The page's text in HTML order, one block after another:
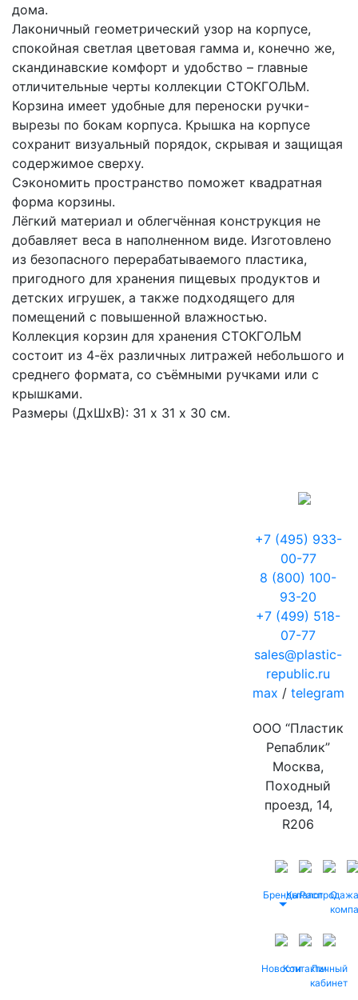
дома.
Лаконичный геометрический узор на корпусе,
спокойная светлая цветовая гамма и, конечно же,
скандинавские комфорт и удобство – главные
отличительные черты коллекции СТОКГОЛЬМ.
Корзина имеет удобные для переноски ручки-
вырезы по бокам корпуса. Крышка на корпусе
сохранит визуальный порядок, скрывая и защищая
содержимое сверху.
Сэкономить пространство поможет квадратная
форма корзины.
Лёгкий материал и облегчённая конструкция не
добавляет веса в наполненном виде. Изготовлено
из безопасного перерабатываемого пластика,
пригодного для хранения пищевых продуктов и
детских игрушек, а также подходящего для
помещений с повышенной влажностью.
Коллекция корзин для хранения СТОКГОЛЬМ
состоит из 4-ёх различных литражей небольшого и
среднего формата, со съёмными ручками или с
крышками.
Размеры (ДхШхВ): 31 х 31 х 30 см.
+7 (495) 933-
00-77
8 (800) 100-
93-20
+7 (499) 518-
07-77
sales@plastic-
republic.ru
max / telegram
ООО “Пластик
Репаблик”
Москва,
Походный
проезд, 14,
R206
БрендыКаталог
Распродажа
О
НовостиКонтактыЛичный
кабинет